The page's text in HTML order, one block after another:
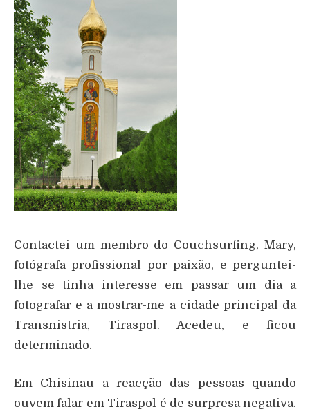
Contactei um membro do Couchsurfing, Mary,
fotógrafa profissional por paixão, e perguntei-
lhe se tinha interesse em passar um dia a
fotografar e a mostrar-me a cidade principal da
Transnistria, Tiraspol. Acedeu, e ficou
determinado.
Em Chisinau a reacção das pessoas quando
ouvem falar em Tiraspol é de surpresa negativa.